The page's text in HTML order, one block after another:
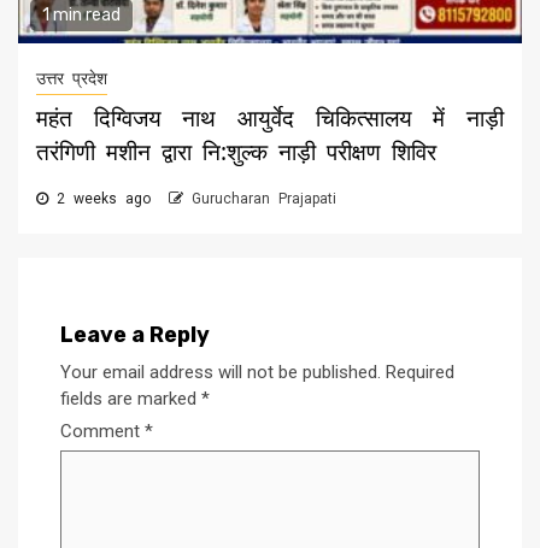
1 min read
उत्तर प्रदेश
महंत दिग्विजय नाथ आयुर्वेद चिकित्सालय में नाड़ी
तरंगिणी मशीन द्वारा नि:शुल्क नाड़ी परीक्षण शिविर
2 weeks ago Gurucharan Prajapati
Leave a Reply
Your email address will not be published. Required
fields are marked *
Comment *